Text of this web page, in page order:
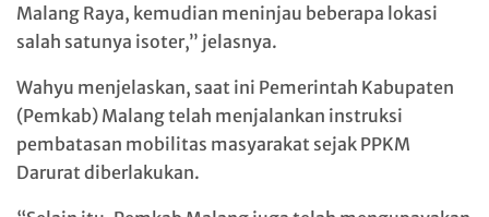
Malang Raya, kemudian meninjau beberapa lokasi
salah satunya isoter,” jelasnya.
Wahyu menjelaskan, saat ini Pemerintah Kabupaten
(Pemkab) Malang telah menjalankan instruksi
pembatasan mobilitas masyarakat sejak PPKM
Darurat diberlakukan.